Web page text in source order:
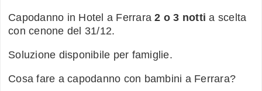
Capodanno in Hotel a Ferrara2 o 3 notti a scelta
con cenone del 31/12.
Soluzione disponibile per famiglie.
Cosa fare a capodanno con bambini a Ferrara?